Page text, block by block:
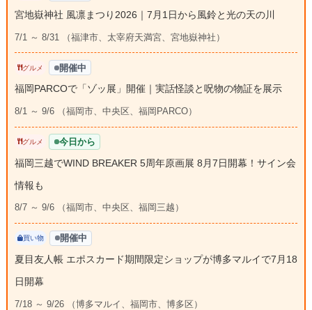
宮地嶽神社 風凛まつり2026｜7月1日から風鈴と光の天の川
7/1 ～ 8/31 （福津市、太宰府天満宮、宮地嶽神社）
グルメ 開催中
福岡PARCOで「ゾッ展」開催｜実話怪談と呪物の物証を展示
8/1 ～ 9/6 （福岡市、中央区、福岡PARCO）
グルメ 今日から
福岡三越でWIND BREAKER 5周年原画展 8月7日開幕！サイン会
情報も
8/7 ～ 9/6 （福岡市、中央区、福岡三越）
買い物 開催中
夏目友人帳 エポスカード期間限定ショップが博多マルイで7月18
日開幕
7/18 ～ 9/26 （博多マルイ、福岡市、博多区）